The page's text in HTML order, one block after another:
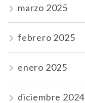
marzo 2025
febrero 2025
enero 2025
diciembre 2024